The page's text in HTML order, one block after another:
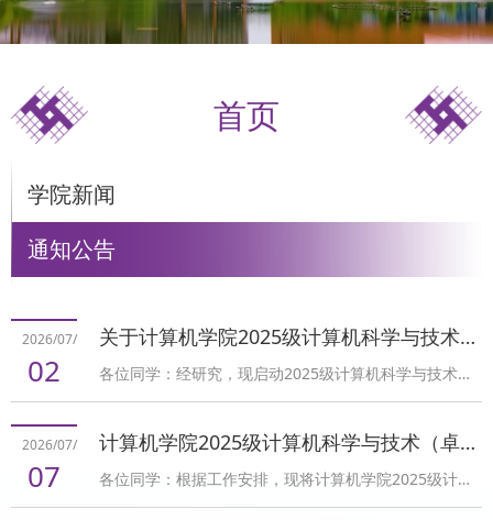
院
首页
学院新闻
通知公告
2026/07/
02
关于计算机学院2025级计算机科学与技术（卓越班）二次选拔工作的通知
各位同学：经研究，现启动2025级计算机科学与技术
（卓越班）二次选拔工作，具体事项通知如下：一、选
取”的原则，面向符合条件的学生遴选进入“卓越计划”，
编入计算机科学与技术（卓越班）培养。二、选拔范围
及计划面向2025级已分流至计算机科学与技术专业的学
2026/07/
07
计算机学院2025级计算机科学与技术（卓越班）二次选拔拟录取名单公示
各位同学：根据工作安排，现将计算机学院2025级计算
机科学与技术（卓越班）二次选拔拟录取名单予以公